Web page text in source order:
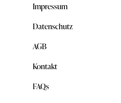
Impressum
Datenschutz
AGB
Kontakt
FAQs